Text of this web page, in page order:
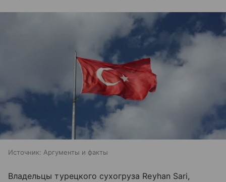
Источник: Аргументы и факты
Владельцы турецкого сухогруза Reyhan Sari,